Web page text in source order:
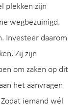
plekken zijn
wegbezuinigd.
Investeer daarom
Zij zijn
om zaken op dit
het aanvragen
iemand wél